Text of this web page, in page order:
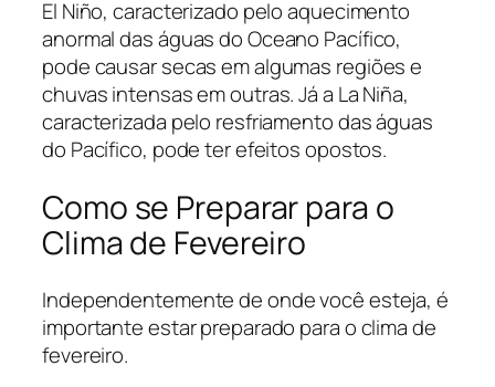
El Niño, caracterizado pelo aquecimento
anormal das águas do Oceano Pacífico,
pode causar secas em algumas regiões e
chuvas intensas em outras. Já a La Niña,
caracterizada pelo resfriamento das águas
do Pacífico, pode ter efeitos opostos.
Como se Preparar para o
Clima de Fevereiro
Independentemente de onde você esteja, é
importante estar preparado para o clima de
fevereiro.